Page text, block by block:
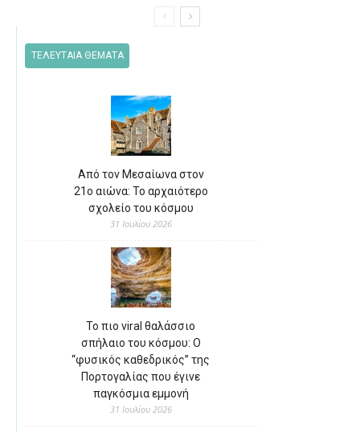
ΤΕΛΕΥΤΑΙΑ ΘΕΜΑΤΑ
Από τον Μεσαίωνα στον
21ο αιώνα: Το αρχαιότερο
σχολείο του κόσμου
31 Ιουλίου 2026
Το πιο viral θαλάσσιο
σπήλαιο του κόσμου: Ο
“φυσικός καθεδρικός” της
Πορτογαλίας που έγινε
παγκόσμια εμμονή
31 Ιουλίου 2026